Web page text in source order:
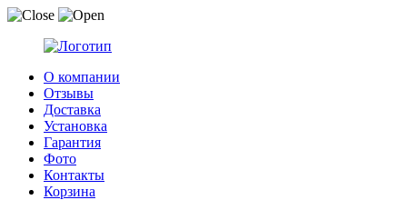
О компании
Отзывы
Доставка
Установка
Гарантия
Фото
Контакты
Корзина